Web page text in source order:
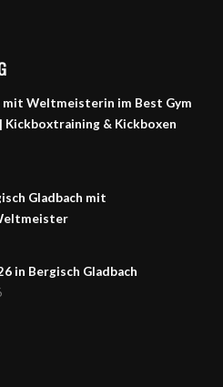
mit Weltmeisterin im Best Gym
Kickboxtraining & Kickboxen
Gladbach mit
in Bergisch Gladbach